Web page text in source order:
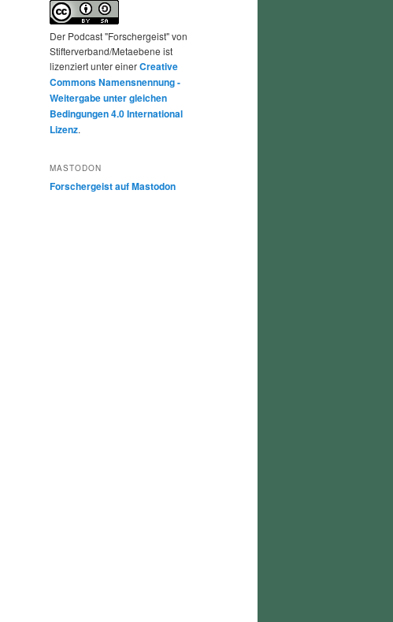
Der Podcast "Forschergeist" von
Stifterverband/Metaebene ist
lizenziert unter einerCreative
Commons Namensnennung -
Weitergabe unter gleichen
Bedingungen 4.0 International
Lizenz.
MASTODON
Forschergeist auf Mastodon